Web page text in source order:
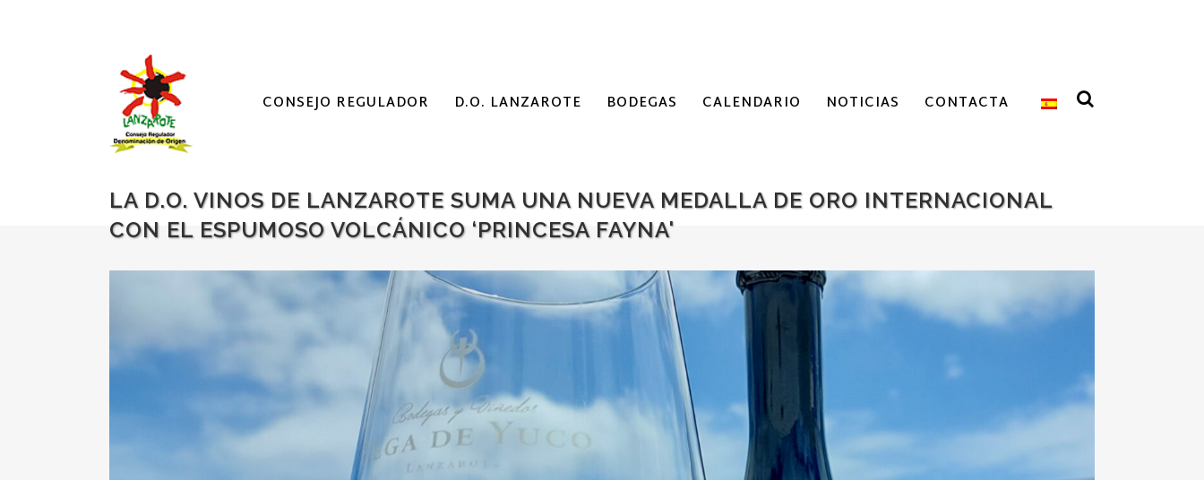
CONSEJO REGULADOR D.O. LANZAROTE BODEGAS CALENDARIO NOTICIAS CONTACTA
LA D.O. VINOS DE LANZAROTE SUMA UNA NUEVA MEDALLA DE ORO INTERNACIONAL
CON EL ESPUMOSO VOLCÁNICO ‘PRINCESA FAYNA'